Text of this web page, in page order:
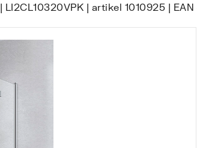
| artikel 1010925 |